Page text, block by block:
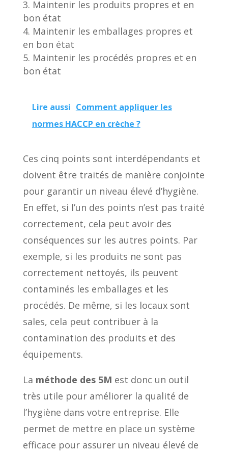
Maintenir les produits propres et en
bon état
Maintenir les emballages propres et
en bon état
Maintenir les procédés propres et en
bon état
Lire aussi Comment appliquer les
normes HACCP en crèche ?
Ces cinq points sont interdépendants et
doivent être traités de manière conjointe
pour garantir un niveau élevé d’hygiène.
En effet, si l’un des points n’est pas traité
correctement, cela peut avoir des
conséquences sur les autres points. Par
exemple, si les produits ne sont pas
correctement nettoyés, ils peuvent
contaminés les emballages et les
procédés. De même, si les locaux sont
sales, cela peut contribuer à la
contamination des produits et des
équipements.
La méthode des 5M est donc un outil
très utile pour améliorer la qualité de
l’hygiène dans votre entreprise. Elle
permet de mettre en place un système
efficace pour assurer un niveau élevé de